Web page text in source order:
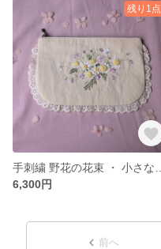
残り1点
6,300円
前へ